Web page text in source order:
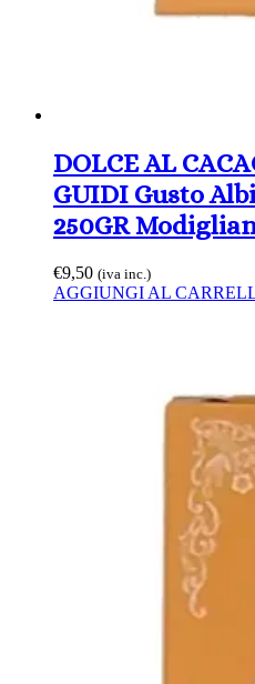
DOLCE AL
GUIDI Gusto
250GR
€9,50 (iva inc.)
AGGIUNGI AL